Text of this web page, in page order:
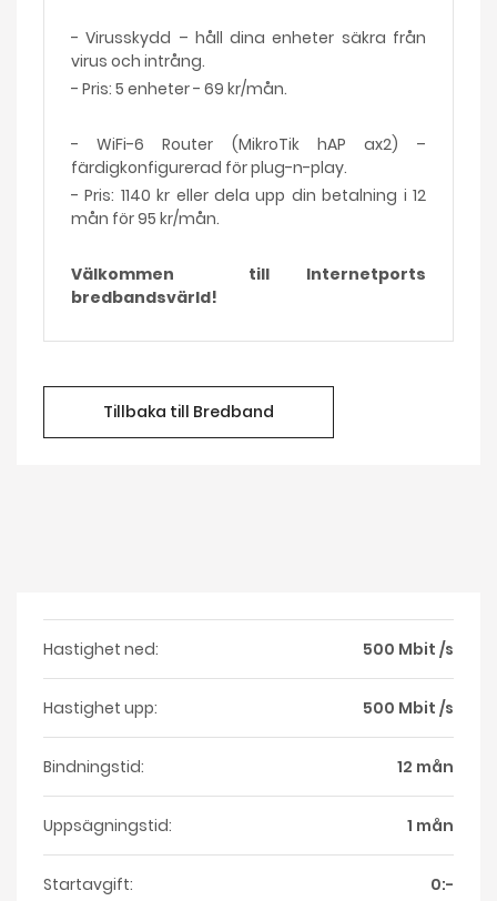
- Virusskydd – håll dina enheter säkra från
virus och intrång.
- Pris: 5 enheter - 69 kr/mån.
- WiFi-6 Router (MikroTik hAP ax2) –
färdigkonfigurerad för plug-n-play.
- Pris: 1140 kr eller dela upp din betalning i 12
mån för 95 kr/mån.
Välkommen till Internetports
bredbandsvärld!
Tillbaka till Bredband
Hastighet ned: 500 Mbit /s
Hastighet upp: 500 Mbit /s
Bindningstid: 12 mån
Uppsägningstid: 1 mån
Startavgift: 0:-